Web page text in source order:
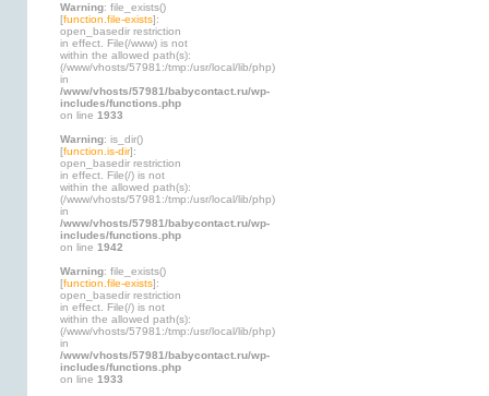
Warning: file_exists()
[function.file-exists]:
open_basedir restriction
in effect. File(/www) is not
within the allowed path(s):
(/www/vhosts/57981:/tmp:/usr/local/lib/php)
in
/www/vhosts/57981/babycontact.ru/wp-
includes/functions.php
on line 1933
Warning: is_dir()
[function.is-dir]:
open_basedir restriction
in effect. File(/) is not
within the allowed path(s):
(/www/vhosts/57981:/tmp:/usr/local/lib/php)
in
/www/vhosts/57981/babycontact.ru/wp-
includes/functions.php
on line 1942
Warning: file_exists()
[function.file-exists]:
open_basedir restriction
in effect. File(/) is not
within the allowed path(s):
(/www/vhosts/57981:/tmp:/usr/local/lib/php)
in
/www/vhosts/57981/babycontact.ru/wp-
includes/functions.php
on line 1933